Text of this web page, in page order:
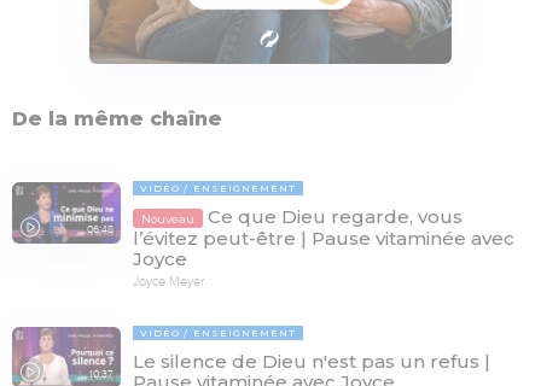
De la même chaîne
06:48
VIDÉO ENSEIGNEMENT
Nouveau
Ce que Dieu regarde, vous
l’évitez peut-être | Pause vitaminée avec
Joyce
Joyce Meyer
10:37
VIDÉO ENSEIGNEMENT
Le silence de Dieu n'est pas un refus |